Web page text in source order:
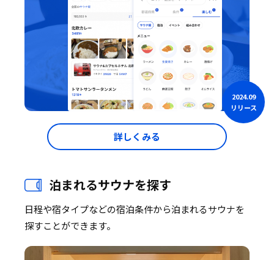
2024.09
リリース
詳しくみる
泊まれるサウナを探す
日程や宿タイプなどの宿泊条件から泊まれるサウナを
探すことができます。